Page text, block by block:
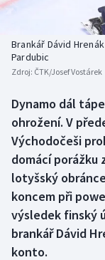
Biatlon
Boby a skeleton
Box
Curling
Dostihy
Florbal
Futsal
Historické
Aplikace ČT
AZ kvíz
Brankář Dávid
Pardubic
Zdroj: ČTK/Josef Vostárek
Dynamo dál
ohrožení. V
Východočeši
domácí porážku
lotyšský
koncem při
výsledek finský
brankář Dávid
konto.